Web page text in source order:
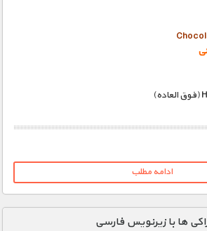
ادامه مطلب
ها با زیرنویس فارسی